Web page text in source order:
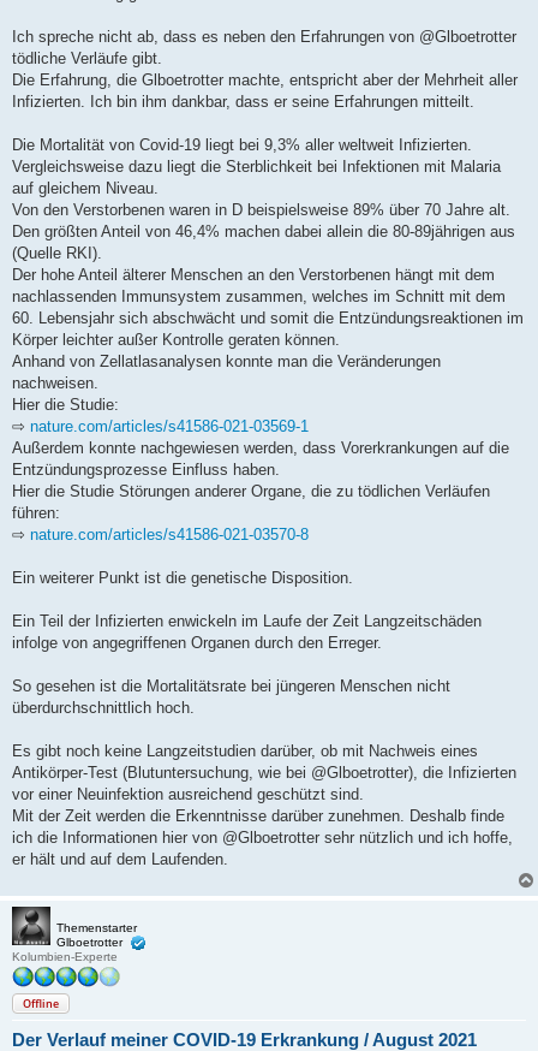
Ich spreche nicht ab, dass es neben den Erfahrungen von @Glboetrotter
tödliche Verläufe gibt.
Die Erfahrung, die Glboetrotter machte, entspricht aber der Mehrheit aller
Infizierten. Ich bin ihm dankbar, dass er seine Erfahrungen mitteilt.
Die Mortalität von Covid-19 liegt bei 9,3% aller weltweit Infizierten.
Vergleichsweise dazu liegt die Sterblichkeit bei Infektionen mit Malaria
auf gleichem Niveau.
Von den Verstorbenen waren in D beispielsweise 89% über 70 Jahre alt.
Den größten Anteil von 46,4% machen dabei allein die 80-89jährigen aus
(Quelle RKI).
Der hohe Anteil älterer Menschen an den Verstorbenen hängt mit dem
nachlassenden Immunsystem zusammen, welches im Schnitt mit dem
60. Lebensjahr sich abschwächt und somit die Entzündungsreaktionen im
Körper leichter außer Kontrolle geraten können.
Anhand von Zellatlasanalysen konnte man die Veränderungen
nachweisen.
Hier die Studie:
⇨ nature.com/articles/s41586-021-03569-1
Außerdem konnte nachgewiesen werden, dass Vorerkrankungen auf die
Entzündungsprozesse Einfluss haben.
Hier die Studie Störungen anderer Organe, die zu tödlichen Verläufen
führen:
⇨ nature.com/articles/s41586-021-03570-8
Ein weiterer Punkt ist die genetische Disposition.
Ein Teil der Infizierten enwickeln im Laufe der Zeit Langzeitschäden
infolge von angegriffenen Organen durch den Erreger.
So gesehen ist die Mortalitätsrate bei jüngeren Menschen nicht
überdurchschnittlich hoch.
Es gibt noch keine Langzeitstudien darüber, ob mit Nachweis eines
Antikörper-Test (Blutuntersuchung, wie bei @Glboetrotter), die Infizierten
vor einer Neuinfektion ausreichend geschützt sind.
Mit der Zeit werden die Erkenntnisse darüber zunehmen. Deshalb finde
ich die Informationen hier von @Glboetrotter sehr nützlich und ich hoffe,
er hält und auf dem Laufenden.
Themenstarter
Glboetrotter
Kolumbien-Experte
Offline
Der Verlauf meiner COVID-19 Erkrankung / August 2021